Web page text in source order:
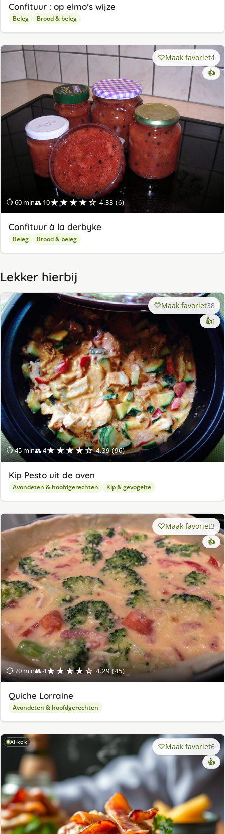
Confituur : op elmo’s wijze
Beleg Brood & beleg
⏱ 60 min👥 10★★★★☆ 4.33 (6)
Maak favoriet4
👍
Confituur à la derbyke
Beleg Brood & beleg
Lekker hierbij
⏱ 45 min👥 4★★★★☆ 4.39 (96)
Maak favoriet38
👍1
Kip Pesto uit de oven
Avondeten & hoofdgerechten Kip & gevogelte
⏱ 70 min👥 4★★★★☆ 4.29 (45)
Maak favoriet3
👍
Quiche Lorraine
Avondeten & hoofdgerechten
AI-kok Maak favoriet6
👍